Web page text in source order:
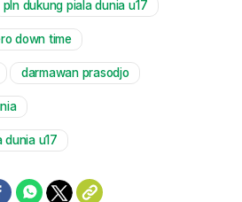
pln dukung piala dunia u17
down time
darmawan prasodjo
dunia u17